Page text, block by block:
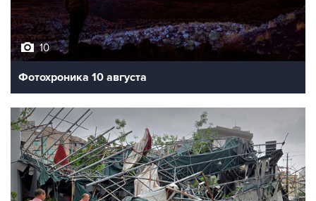
10
Фотохроника 10 августа